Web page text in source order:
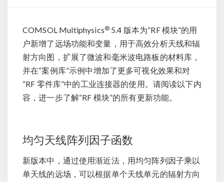
COMSOL Multiphysics® 5.4 版本为“RF 模块”的用
户新增了远场功能和变量，用于高效分析天线和辐
射方向图，扩展了微波和毫米波电路板的材料库，
并在“案例库”示例中增加了更多可视化效果和对
“RF 零件库”中的工业连接器的使用。请阅读以下内
容，进一步了解“RF 模块”的所有更新功能。
均匀天线阵列因子函数
新版本中，通过使用渐近法，用均匀阵列因子乘以
单天线的远场，可以根据单个天线单元的辐射方向